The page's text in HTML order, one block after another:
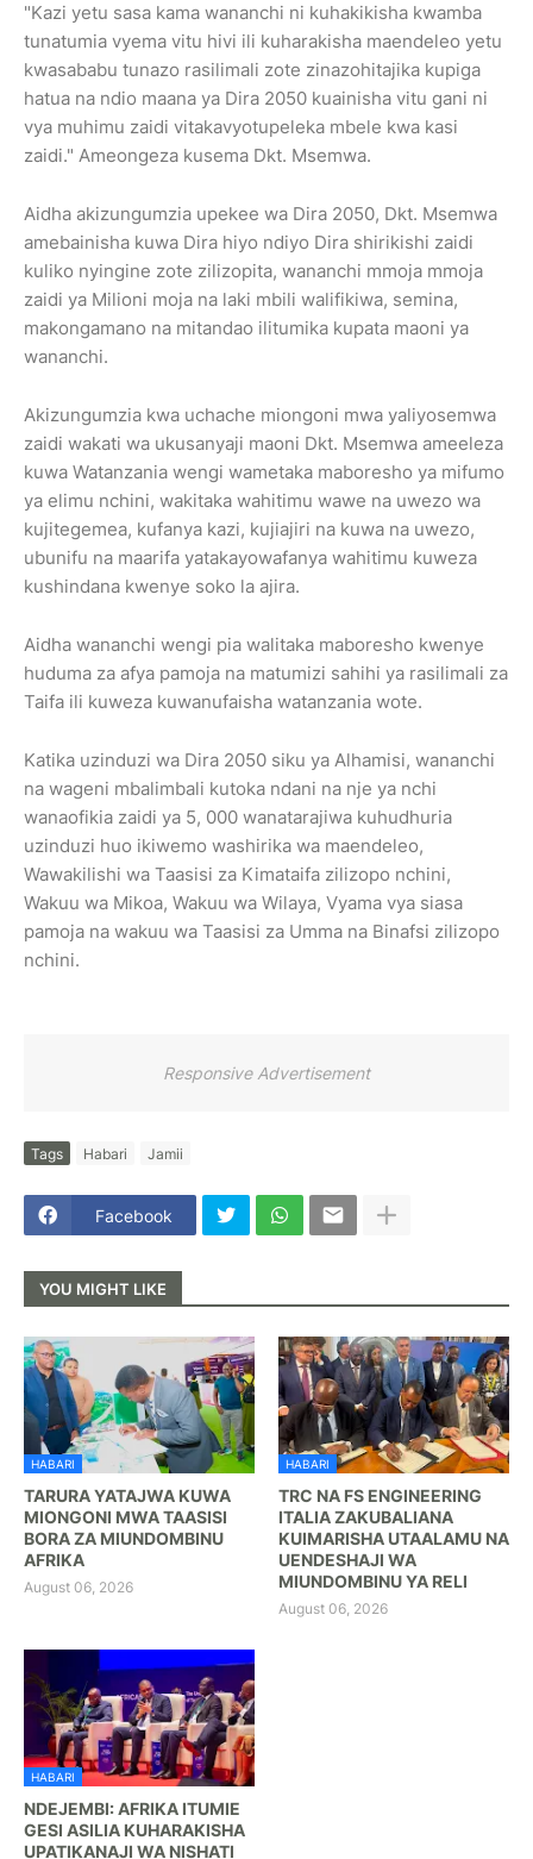
"Kazi yetu sasa kama wananchi ni kuhakikisha kwamba
tunatumia vyema vitu hivi ili kuharakisha maendeleo yetu
kwasababu tunazo rasilimali zote zinazohitajika kupiga
hatua na ndio maana ya Dira 2050 kuainisha vitu gani ni
vya muhimu zaidi vitakavyotupeleka mbele kwa kasi
zaidi." Ameongeza kusema Dkt. Msemwa.
Aidha akizungumzia upekee wa Dira 2050, Dkt. Msemwa
amebainisha kuwa Dira hiyo ndiyo Dira shirikishi zaidi
kuliko nyingine zote zilizopita, wananchi mmoja mmoja
zaidi ya Milioni moja na laki mbili walifikiwa, semina,
makongamano na mitandao ilitumika kupata maoni ya
wananchi.
Akizungumzia kwa uchache miongoni mwa yaliyosemwa
zaidi wakati wa ukusanyaji maoni Dkt. Msemwa ameeleza
kuwa Watanzania wengi wametaka maboresho ya mifumo
ya elimu nchini, wakitaka wahitimu wawe na uwezo wa
kujitegemea, kufanya kazi, kujiajiri na kuwa na uwezo,
ubunifu na maarifa yatakayowafanya wahitimu kuweza
kushindana kwenye soko la ajira.
Aidha wananchi wengi pia walitaka maboresho kwenye
huduma za afya pamoja na matumizi sahihi ya rasilimali za
Taifa ili kuweza kuwanufaisha watanzania wote.
Katika uzinduzi wa Dira 2050 siku ya Alhamisi, wananchi
na wageni mbalimbali kutoka ndani na nje ya nchi
wanaofikia zaidi ya 5, 000 wanatarajiwa kuhudhuria
uzinduzi huo ikiwemo washirika wa maendeleo,
Wawakilishi wa Taasisi za Kimataifa zilizopo nchini,
Wakuu wa Mikoa, Wakuu wa Wilaya, Vyama vya siasa
pamoja na wakuu wa Taasisi za Umma na Binafsi zilizopo
nchini.
Responsive Advertisement
Tags Habari Jamii
Facebook
YOU MIGHT LIKE
HABARI
TARURA YATAJWA KUWA
MIONGONI MWA TAASISI
BORA ZA MIUNDOMBINU
AFRIKA
August 06, 2026
HABARI
TRC NA FS ENGINEERING
ITALIA ZAKUBALIANA
KUIMARISHA UTAALAMU NA
UENDESHAJI WA
MIUNDOMBINU YA RELI
August 06, 2026
HABARI
NDEJEMBI: AFRIKA ITUMIE
GESI ASILIA KUHARAKISHA
UPATIKANAJI WA NISHATI